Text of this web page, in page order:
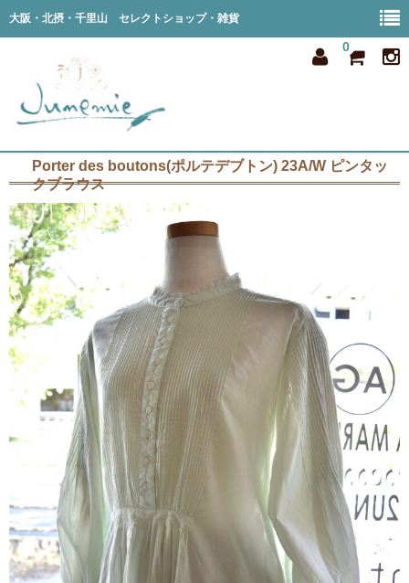
大阪・北摂・千里山 セレクトショップ・雑貨
0
home
all item
member
order
privacy
shop info
blog
contact
Porter des boutons(ポルテデブトン) 23A/W ピンタッ
クブラウス